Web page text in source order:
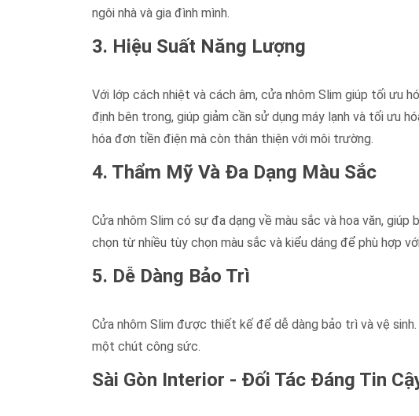
ngôi nhà và gia đình mình.
3. Hiệu Suất Năng Lượng
Với lớp cách nhiệt và cách âm, cửa nhôm Slim giúp tối ưu
định bên trong, giúp giảm cần sử dụng máy lạnh và tối ưu
hóa đơn tiền điện mà còn thân thiện với môi trường.
4. Thẩm Mỹ Và Đa Dạng Màu Sắc
Cửa nhôm Slim có sự đa dạng về màu sắc và hoa văn,
chọn từ nhiều tùy chọn màu sắc và kiểu dáng để phù hợp
5. Dễ Dàng Bảo Trì
Cửa nhôm Slim được thiết kế để dễ dàng bảo trì và vệ
một chút công sức.
Sài Gòn Interior - Đối Tác Đáng Tin